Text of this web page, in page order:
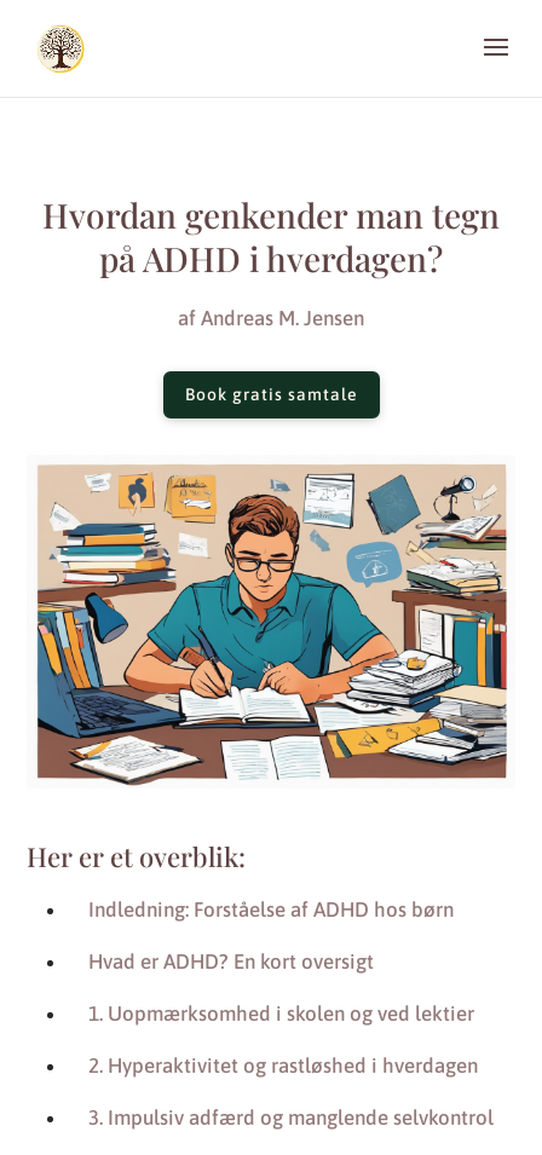
Hvordan genkender man tegn
på ADHD i hverdagen?
af Andreas M. Jensen
Book gratis samtale
Her er et overblik:
Indledning: Forståelse af ADHD hos børn
Hvad er ADHD? En kort oversigt
1. Uopmærksomhed i skolen og ved lektier
2. Hyperaktivitet og rastløshed i hverdagen
3. Impulsiv adfærd og manglende selvkontrol